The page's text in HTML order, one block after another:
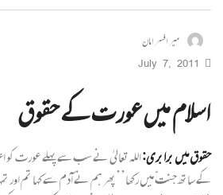
میر افسر امان
July 7, 2011
اسلام میں عورت کے حقوق
حقوق میں برابری:اللہ تعالیٰ نے سب سے پہلے عورت کو
کے ساتھ جنتّ میں رکھا’’پھر ہم نے آدم سے کہا تم اور